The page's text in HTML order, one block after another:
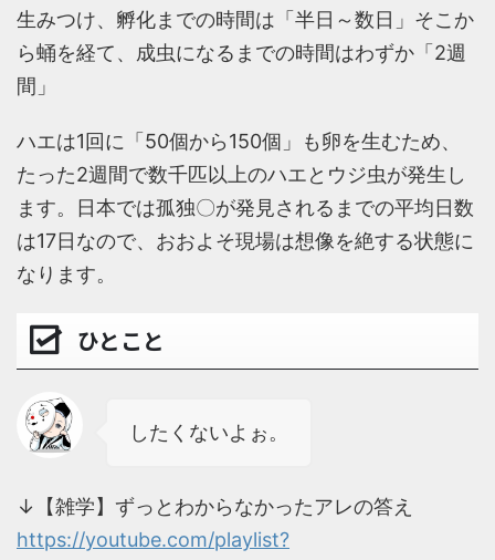
生みつけ、孵化までの時間は「半日～数日」そこか
ら蛹を経て、成虫になるまでの時間はわずか「2週
間」
ハエは1回に「50個から150個」も卵を生むため、
たった2週間で数千匹以上のハエとウジ虫が発生し
ます。日本では孤独〇が発見されるまでの平均日数
は17日なので、おおよそ現場は想像を絶する状態に
なります。
ひとこと
したくないよぉ。
↓【雑学】ずっとわからなかったアレの答え
https://youtube.com/playlist?